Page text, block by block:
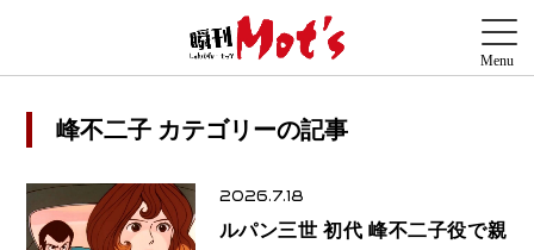
峰不二子 カテゴリーの記事
2026.7.18
ルパン三世 初代 峰不二子役で親